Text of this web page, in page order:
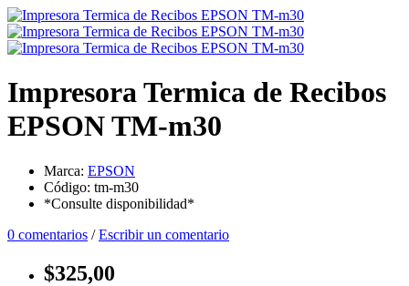
Impresora Termica de Recibos
EPSON TM-m30
Marca: EPSON
Código: tm-m30
*Consulte disponibilidad*
0 comentarios /Escribir un comentario
$325,00